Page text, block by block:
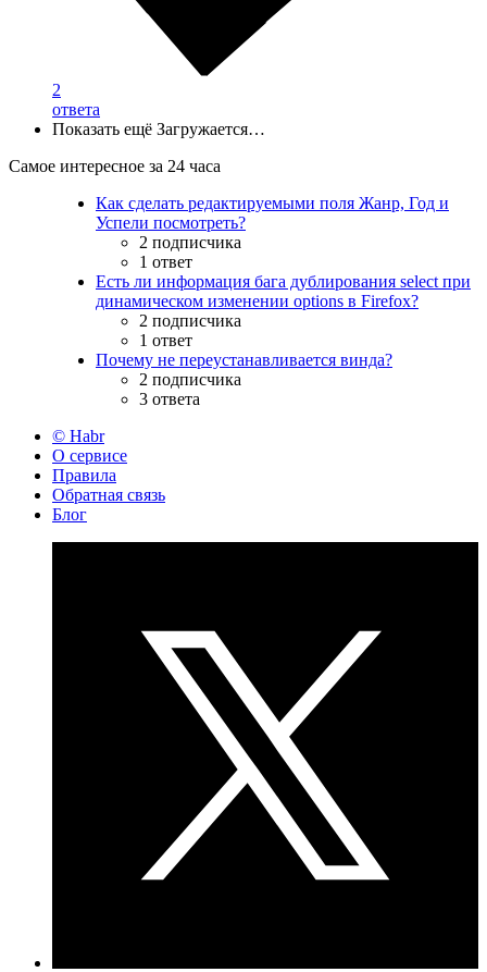
2
ответа
Показать ещё Загружается…
Самое интересное за 24 часа
Как сделать редактируемыми поля Жанр, Год и
Успели посмотреть?
2 подписчика
1 ответ
Есть ли информация бага дублирования select при
динамическом изменении options в Firefox?
2 подписчика
1 ответ
Почему не переустанавливается винда?
2 подписчика
3 ответа
© Habr
О сервисе
Правила
Обратная связь
Блог